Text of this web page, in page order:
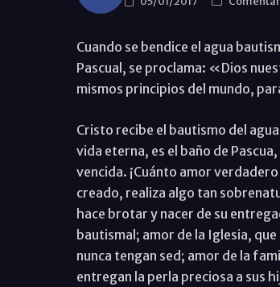
Cuando se bendice el agua
Pascual, se proclama: «Dios
mismos principios del mundo,
Cristo recibe el bautismo del
vida eterna, es el baño de
vencida. ¡Cuánto amor
creado, realiza algo tan
hace brotar y nacer de su
bautismal; amor de la Iglesia,
nunca tengan sed; amor de la
entregan la perla preciosa a sus